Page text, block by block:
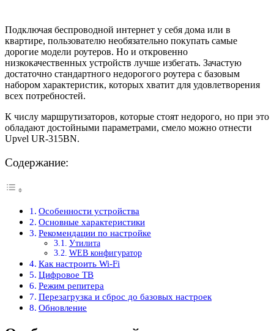
Подключая беспроводной интернет у себя дома или в
квартире, пользователю необязательно покупать самые
дорогие модели роутеров. Но и откровенно
низкокачественных устройств лучше избегать. Зачастую
достаточно стандартного недорогого роутера с базовым
набором характеристик, которых хватит для удовлетворения
всех потребностей.
К числу маршрутизаторов, которые стоят недорого, но при это
обладают достойными параметрами, смело можно отнести
Upvel UR-315BN.
Содержание:
Особенности устройства
Основные характеристики
Рекомендации по настройке
Утилита
WEB конфигуратор
Как настроить Wi-Fi
Цифровое ТВ
Режим репитера
Перезагрузка и сброс до базовых настроек
Обновление